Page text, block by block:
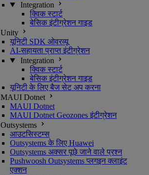
Integration
क्विक स्टार्ट
बेसिक इंटीग्रेशन गाइड
Unity
यूनिटी SDK ओवरव्यू
AI-सहायता प्राप्त इंटीग्रेशन
Integration
क्विक स्टार्ट
बेसिक इंटीग्रेशन गाइड
यूनिटी के लिए बैज सेट अप करना
MAUI Dotnet
MAUI Dotnet
MAUI Dotnet Geozones इंटीग्रेशन
Outsystems
आउटसिस्टम्स
Outsystems के लिए Huawei
Outsystems अक्सर पूछे जाने वाले प्रश्न
Pushwoosh Outsystems प्लगइन क्लाइंट
एक्शन